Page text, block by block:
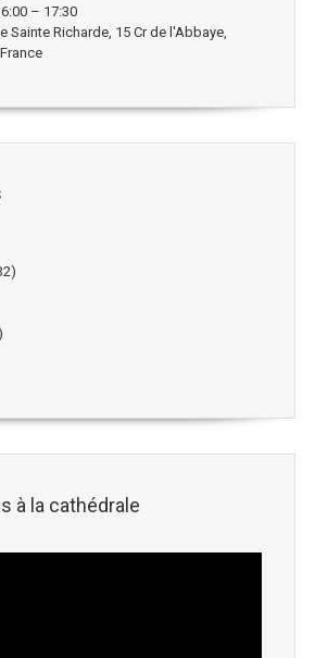
– 17:30
Sainte Richarde, 15 Cr de l'Abbaye,
à la cathédrale